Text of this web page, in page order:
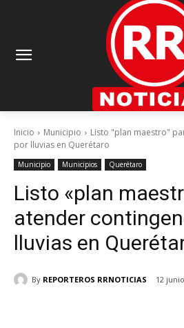
Inicio Municipio
Listo "plan maestro"
por lluvias en Querétaro
Municipio Municipios Querétaro
Listo «plan
atender
lluvias en
By REPORTEROS RRNOTICIAS 12